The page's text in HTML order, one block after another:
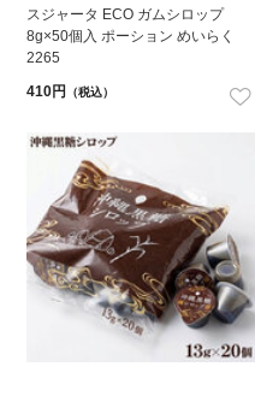
スジャータ ECO ガムシロップ
8g×50個入 ポーション めいらく
2265
410円
（税込）